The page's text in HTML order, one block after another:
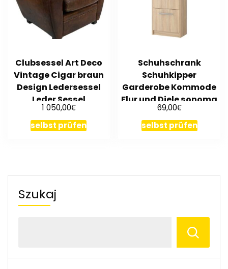
Clubsessel Art Deco
Vintage Cigar braun
Design Ledersessel
Leder Sessel
1 050,00€
selbst prüfen
Schuhschrank
Schuhkipper
Garderobe Kommode
Flur und Diele sonoma
06
69,00€
selbst prüfen
Szukaj